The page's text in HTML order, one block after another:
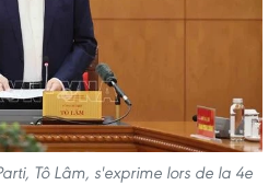
Tô Lâm, s'exprime lors de la 4e